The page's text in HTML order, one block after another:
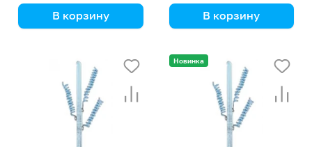
В корзину В корзину
Новинка